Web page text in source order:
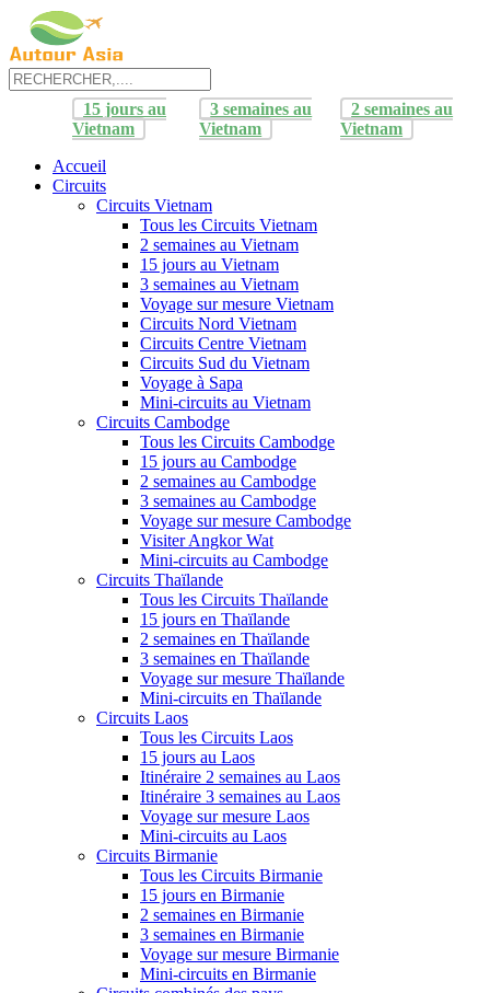
15 jours au
Vietnam
3 semaines au
Vietnam
2 semaines au
Vietnam
Accueil
Circuits
Circuits Vietnam
Tous les Circuits Vietnam
2 semaines au Vietnam
15 jours au Vietnam
3 semaines au Vietnam
Voyage sur mesure Vietnam
Circuits Nord Vietnam
Circuits Centre Vietnam
Circuits Sud du Vietnam
Voyage à Sapa
Mini-circuits au Vietnam
Circuits Cambodge
Tous les Circuits Cambodge
15 jours au Cambodge
2 semaines au Cambodge
3 semaines au Cambodge
Voyage sur mesure Cambodge
Visiter Angkor Wat
Mini-circuits au Cambodge
Circuits Thaïlande
Tous les Circuits Thaïlande
15 jours en Thaïlande
2 semaines en Thaïlande
3 semaines en Thaïlande
Voyage sur mesure Thaïlande
Mini-circuits en Thaïlande
Circuits Laos
Tous les Circuits Laos
15 jours au Laos
Itinéraire 2 semaines au Laos
Itinéraire 3 semaines au Laos
Voyage sur mesure Laos
Mini-circuits au Laos
Circuits Birmanie
Tous les Circuits Birmanie
15 jours en Birmanie
2 semaines en Birmanie
3 semaines en Birmanie
Voyage sur mesure Birmanie
Mini-circuits en Birmanie